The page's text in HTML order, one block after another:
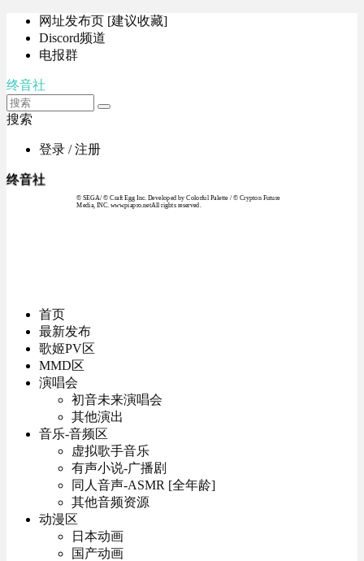
网址发布页 [建议收藏]
Discord频道
电报群
终音社
搜索
登录 / 注册
终音社
© SEGA / © Craft Egg Inc. Developed by Colorful Palette / © Crypton Future
Media, INC. www.piapro.netAll rights reserved.
首页
最新发布
歌姬PV区
MMD区
演唱会
初音未来演唱会
其他演出
音乐-音频区
虚拟歌手音乐
有声小说-广播剧
同人音声-ASMR [全年龄]
其他音频资源
动漫区
日本动画
国产动画